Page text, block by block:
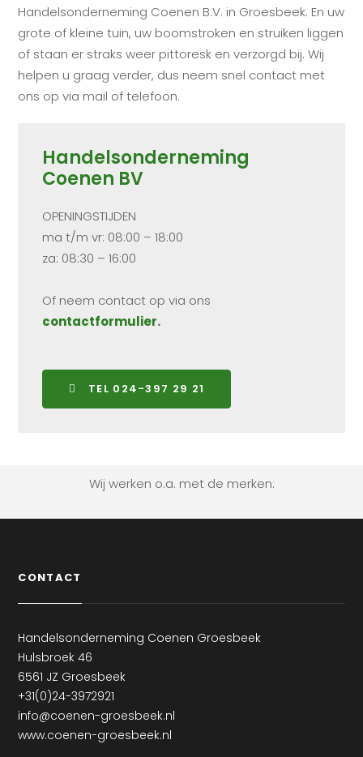
Handelsonderneming Coenen B.V. in Groesbeek. En uw
grote of kleine tuin, uw boomstroken en struiken liggen
of staan er straks weer pittoresk en verzorgd bij. Wij
helpen u graag verder, dus neem snel contact met
ons op via mail of telefoon.
Handelsonderneming
Coenen BV
OPENINGSTIJDEN
ma t/m vr: 08:00 – 18:00
za: 08:30 – 16:00
Of neem contact op via ons
contactformulier.
TEL 024-397 29 21
Wij werken o.a. met de merken:
CONTACT
Handelsonderneming Coenen Groesbeek
Hulsbroek 46
6561 JZ Groesbeek
+31(0)24-3972921
info@coenen-groesbeek.nl
www.coenen-groesbeek.nl